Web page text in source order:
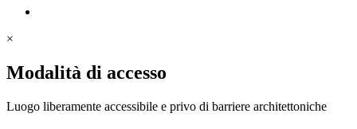
×
Modalità di accesso
Luogo liberamente accessibile e privo di barriere architettoniche